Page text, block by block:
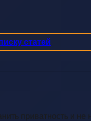
статей
приватность и не